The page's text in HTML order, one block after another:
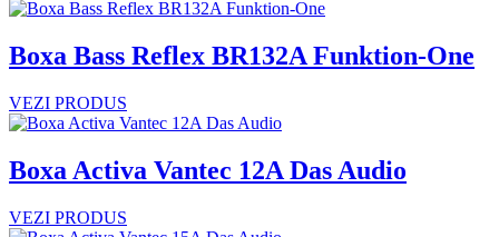
Boxa Bass Reflex BR132A Funktion-One
VEZI PRODUS
Boxa Activa Vantec 12A Das Audio
VEZI PRODUS